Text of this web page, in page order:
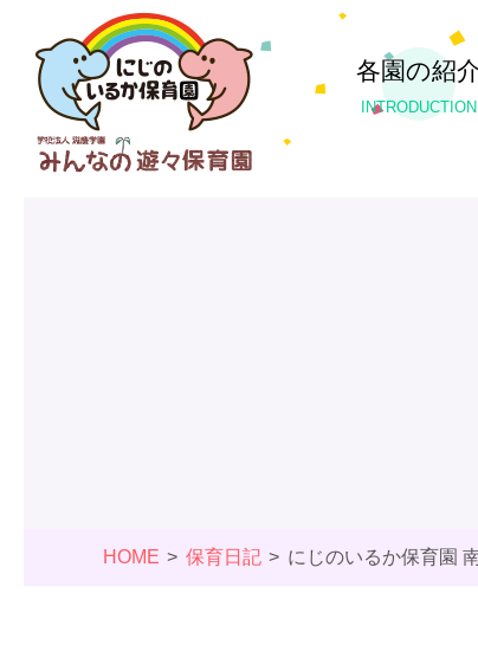
各園の紹
INTRODUCTION
HOME 保育日記 にじのいるか保育園